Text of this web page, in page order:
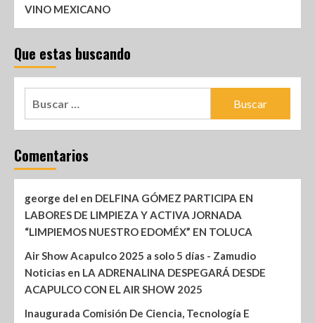
VINO MEXICANO
Que estas buscando
Comentarios
george del en DELFINA GÓMEZ PARTICIPA EN
LABORES DE LIMPIEZA Y ACTIVA JORNADA
“LIMPIEMOS NUESTRO EDOMÉX” EN TOLUCA
Air Show Acapulco 2025 a solo 5 días - Zamudio
Noticias en LA ADRENALINA DESPEGARÁ DESDE
ACAPULCO CON EL AIR SHOW 2025
Inaugurada Comisión De Ciencia, Tecnología E